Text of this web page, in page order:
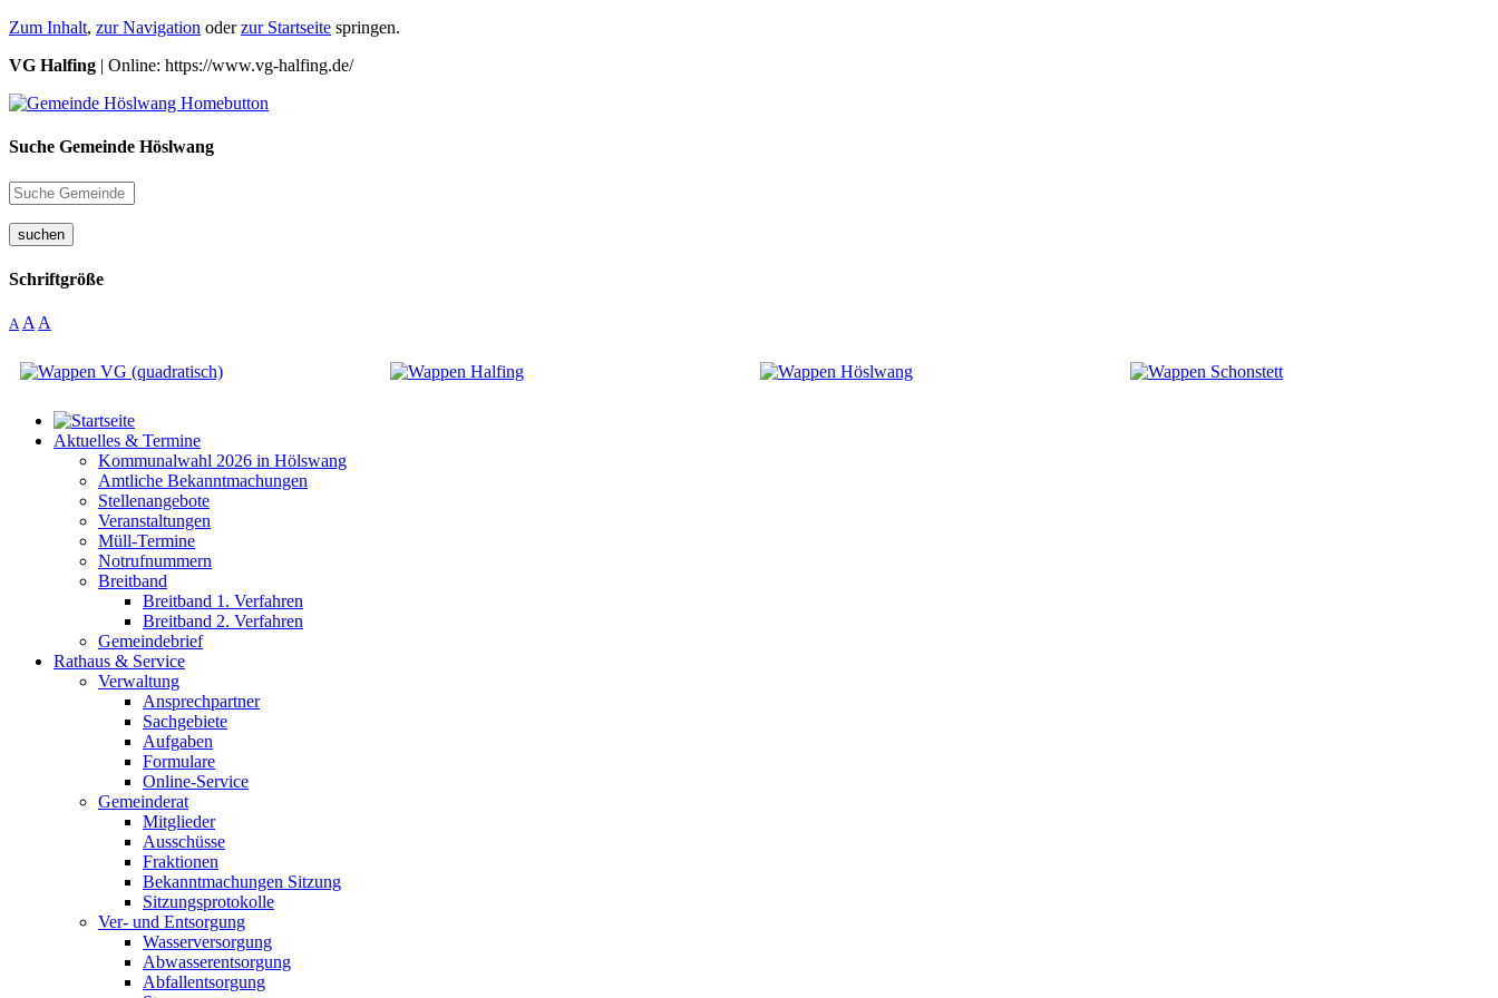
Zum Inhalt, zur Navigation oderzur Startseite springen.
VG Halfing | Online: https://www.vg-halfing.de/
Suche Gemeinde Höslwang
suchen
Schriftgröße
A A A
Aktuelles & Termine
Kommunalwahl 2026 in Hölswang
Amtliche Bekanntmachungen
Stellenangebote
Veranstaltungen
Müll-Termine
Notrufnummern
Breitband
Breitband 1. Verfahren
Breitband 2. Verfahren
Gemeindebrief
Rathaus & Service
Verwaltung
Ansprechpartner
Sachgebiete
Aufgaben
Formulare
Online-Service
Gemeinderat
Mitglieder
Ausschüsse
Fraktionen
Bekanntmachungen Sitzung
Sitzungsprotokolle
Ver- und Entsorgung
Wasserversorgung
Abwasserentsorgung
Abfallentsorgung